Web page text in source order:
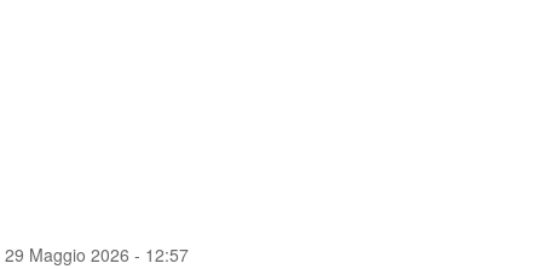
29 Maggio 2026 - 12:57